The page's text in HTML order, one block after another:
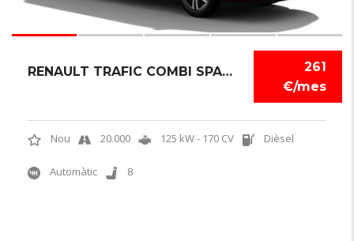
261
€/mes
RENAULT TRAFIC COMBI SPACECLASS
Nou 20.000 125 kW - 170 CV Dièsel
Automàtic 8